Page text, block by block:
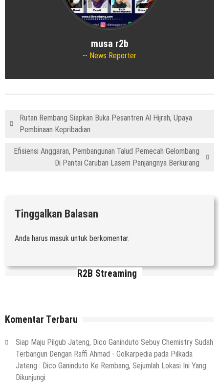
musa r2b
News Reporter
Rutan Rembang Siapkan Buka Pesantren Al Hijrah, Upaya
Pembinaan Kepribadian
Efisiensi Anggaran, Pembangunan Talud Pemecah Gelombang
Di Pantai Caruban Lasem Panjangnya Berkurang
Tinggalkan Balasan
Anda harus masuk untuk berkomentar.
R2B Streaming
Komentar Terbaru
Siap Maju Pilgub Jateng, Dico Ganinduto Sebuy Chemistry Sudah
Terbangun Dengan Raffi Ahmad - Golkarpedia pada Pilkada
Jateng : Dico Ganinduto Ke Rembang, Sejumlah Lokasi Ini Yang
Dikunjungi